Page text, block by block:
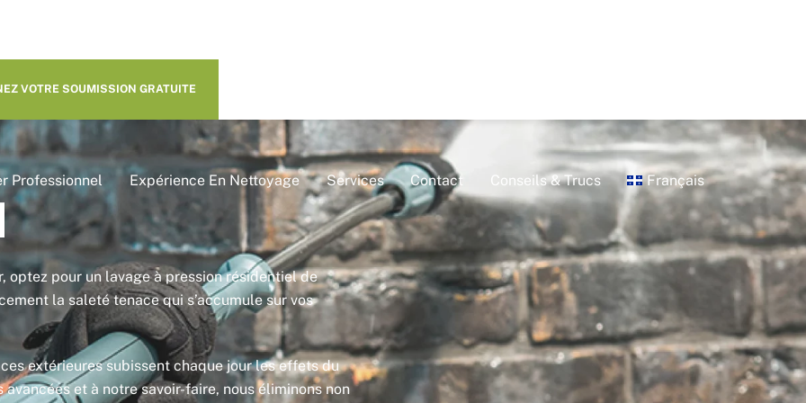
VOTRE SOUMISSION GRATUITE
Professionnel Expérience En Nettoyage Services Contact Conseils & Trucs Français
optez pour un lavage à pression résidentiel de
la saleté tenace qui s’accumule sur vos
extérieures subissent chaque jour les effets du
et à notre savoir-faire, nous éliminons non